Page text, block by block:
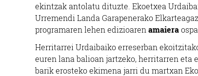
ekintzak antolatu dituzte. Ekoetxea
Urremendi Landa Garapenerako
programaren lehen edizioaren amaiera
Herritarrei Urdaibaiko erreserban
euren lana balioan jartzeko, herritarren eta
barik erosteko ekimena jarri du martxan